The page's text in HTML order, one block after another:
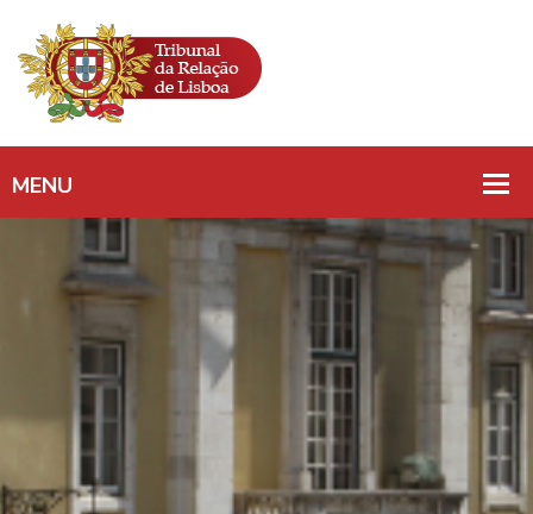
PEAP/ ACORDO DE
PAGAMENTOS/
ENCERRAMENTO DAS